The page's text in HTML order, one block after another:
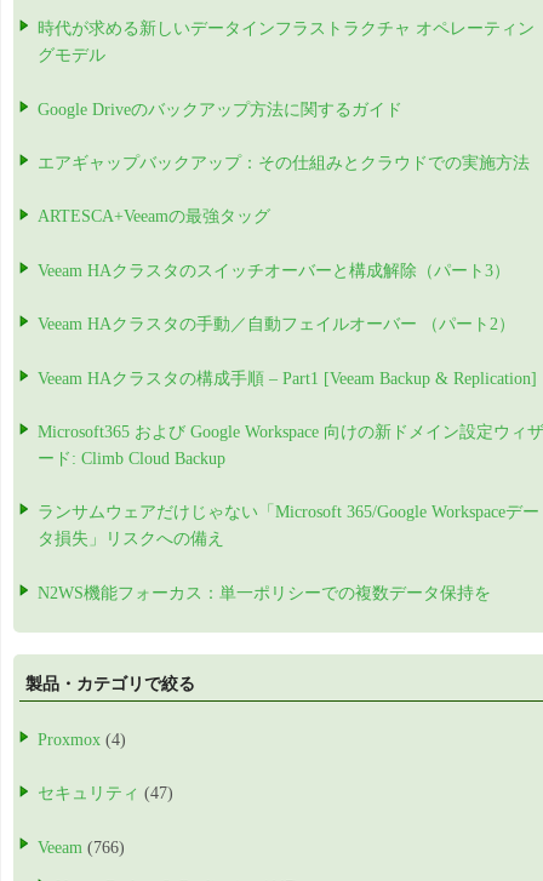
時代が求める新しいデータインフラストラクチャ オペレーティン
グモデル
Google Driveのバックアップ方法に関するガイド
エアギャップバックアップ：その仕組みとクラウドでの実施方法
ARTESCA+Veeamの最強タッグ
Veeam HAクラスタのスイッチオーバーと構成解除（パート3）
Veeam HAクラスタの手動／自動フェイルオーバー （パート2）
Veeam HAクラスタの構成手順 – Part1 [Veeam Backup & Replication]
Microsoft365 および Google Workspace 向けの新ドメイン設定ウィザ
ード: Climb Cloud Backup
ランサムウェアだけじゃない「Microsoft 365/Google Workspaceデー
タ損失」リスクへの備え
N2WS機能フォーカス：単一ポリシーでの複数データ保持を
製品・カテゴリで絞る
Proxmox (4)
セキュリティ (47)
Veeam (766)